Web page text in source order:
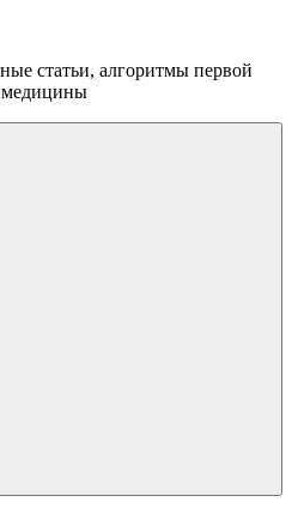
статьи, алгоритмы первой